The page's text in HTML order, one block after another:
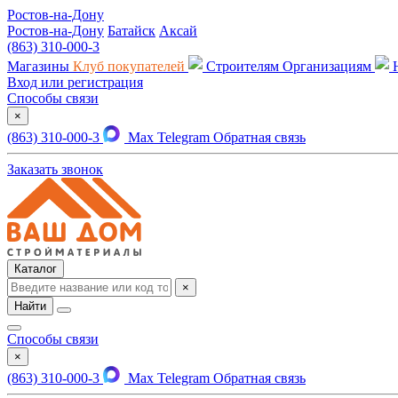
Ростов-на-Дону
Ростов-на-Дону Батайск Аксай
(863) 310-000-3
Магазины Клуб покупателей Строителям Организациям
Вход или регистрация
Способы связи
×
(863) 310-000-3 Max Telegram Обратная связь
Заказать звонок
Каталог
×
Найти
Способы связи
×
(863) 310-000-3 Max Telegram Обратная связь